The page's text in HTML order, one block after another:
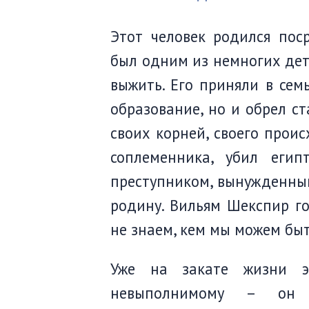
Этот человек родился
был одним из немногих
выжить. Его приняли в
образование, но и обрел
своих корней, своего
соплеменника, убил
преступником,
родину. Вильям Шекспир
не знаем, кем мы можем
Уже на закате жизни
невыполнимому – он